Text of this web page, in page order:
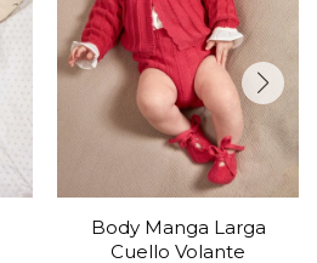
Body Manga Larga
Cuello Volante